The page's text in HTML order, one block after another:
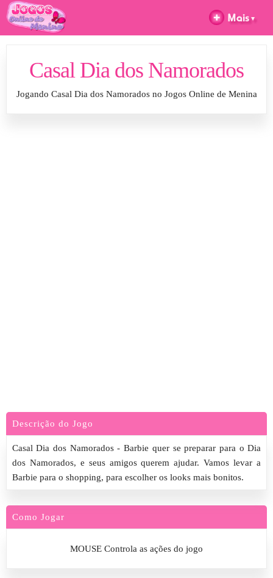
Casal Dia dos Namorados
Jogando Casal Dia dos Namorados no Jogos Online de Menina
Descrição do Jogo
Casal Dia dos Namorados - Barbie quer se preparar para o Dia
dos Namorados, e seus amigos querem ajudar. Vamos levar a
Barbie para o shopping, para escolher os looks mais bonitos.
Como Jogar
MOUSE Controla as ações do jogo